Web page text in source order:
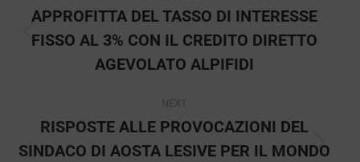
navigation
Previous
post:
APPROFITTA DEL TASSO DI INTERESSE
FISSO AL 3% CON IL CREDITO DIRETTO
AGEVOLATO ALPIFIDI
NEXT
Next
RISPOSTE ALLE PROVOCAZIONI DEL
SINDACO DI AOSTA LESIVE PER IL MONDO